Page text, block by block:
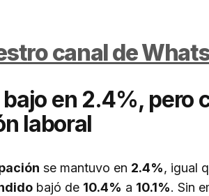
canal de
en 2.4%, pero
laboral
se mantuvo en 2.4%, igual
bajó de 10.4% a 10.1%. Sin